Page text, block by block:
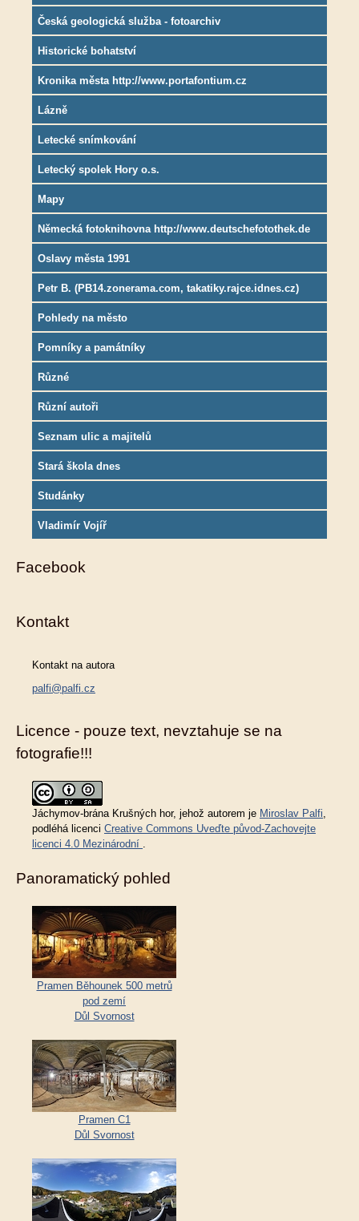
Česká geologická služba - fotoarchiv
Historické bohatství
Kronika města http://www.portafontium.cz
Lázně
Letecké snímkování
Letecký spolek Hory o.s.
Mapy
Německá fotoknihovna http://www.deutschefotothek.de
Oslavy města 1991
Petr B. (PB14.zonerama.com, takatiky.rajce.idnes.cz)
Pohledy na město
Pomníky a památníky
Různé
Různí autoři
Seznam ulic a majitelů
Stará škola dnes
Studánky
Vladimír Vojíř
Facebook
Kontakt
Kontakt na autora
palfi@palfi.cz
Licence - pouze text, nevztahuje se na
fotografie!!!
Jáchymov-brána Krušných hor, jehož autorem je Miroslav Palfi
podléhá licenci Creative Commons Uveďte původ-Zachovejte
licenci 4.0 Mezinárodní
Panoramatický pohled
Pramen Běhounek 500 metrů
pod zemí
Důl Svornost
Pramen C1
Důl Svornost